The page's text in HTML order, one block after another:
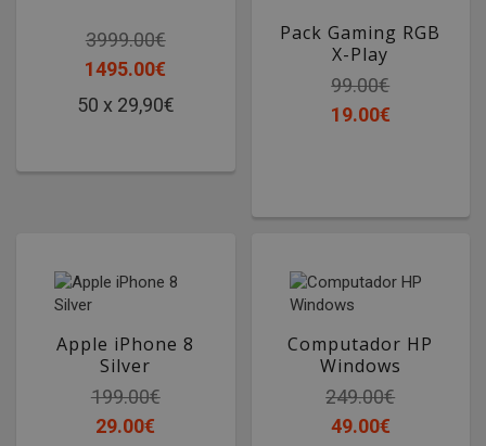
3999.00€
1495.00€
50 x 29,90€
Pack Gaming RGB
X-Play
Teclado + Rato
99.00€
19.00€
Apple iPhone 8
Silver
199.00€
29.00€
Computador HP
Windows
249.00€
49.00€